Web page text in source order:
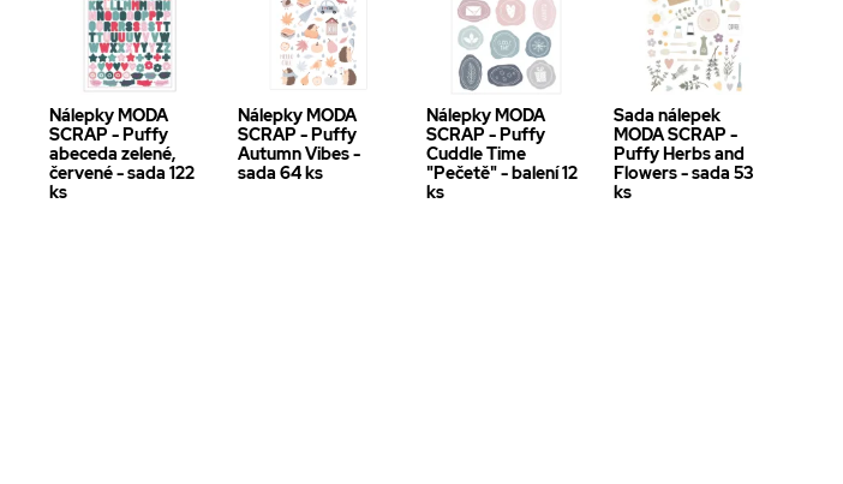
Nálepky MODA
SCRAP - Puffy
abeceda zelené,
červené - sada 122
ks
Nálepky MODA
SCRAP - Puffy
Autumn Vibes -
sada 64 ks
Nálepky MODA
SCRAP - Puffy
Cuddle Time
"Pečetě" - balení 12
ks
Sada nálepek
MODA SCRAP -
Puffy Herbs and
Flowers - sada 53
ks